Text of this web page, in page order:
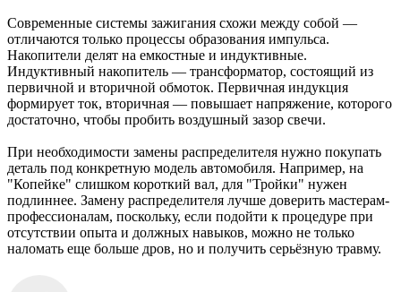
Современные системы зажигания схожи между собой —
отличаются только процессы образования импульса.
Накопители делят на емкостные и индуктивные.
Индуктивный накопитель — трансформатор, состоящий из
первичной и вторичной обмоток. Первичная индукция
формирует ток, вторичная — повышает напряжение, которого
достаточно, чтобы пробить воздушный зазор свечи.
При необходимости замены распределителя нужно покупать
деталь под конкретную модель автомобиля. Например, на
"Копейке" слишком короткий вал, для "Тройки" нужен
подлиннее. Замену распределителя лучше доверить мастерам-
профессионалам, поскольку, если подойти к процедуре при
отсутствии опыта и должных навыков, можно не только
наломать еще больше дров, но и получить серьёзную травму.